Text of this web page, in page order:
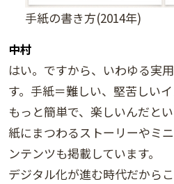
手紙の書き方(2014年)
中村
はい。ですから、いわゆる実
す。手紙＝難しい、堅苦しい
もっと簡単で、楽しいんだと
紙にまつわるストーリーやミ
ンテンツも掲載しています。
デジタル化が進む時代だから